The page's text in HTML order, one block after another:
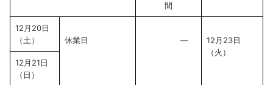
間
12月20日
（土）
休業日 ―
12月23日
（火）
12月21日
（日）